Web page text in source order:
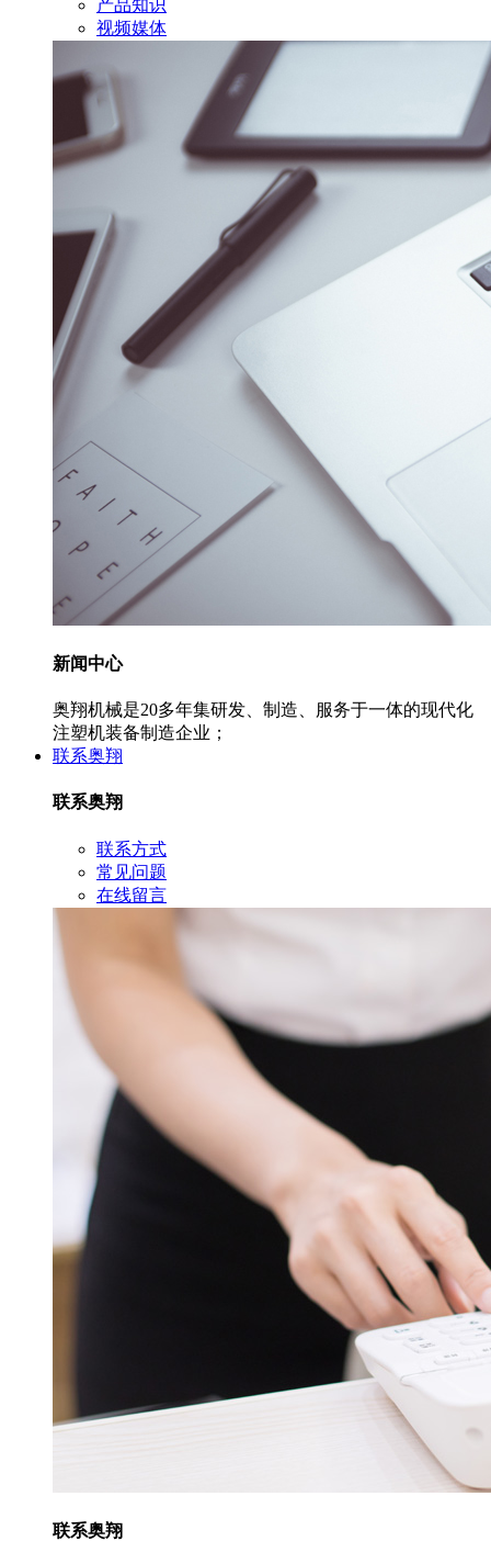
产品知识
视频媒体
新闻中心
奥翔机械是20多年集研发、制造、服务于一体的现代化
注塑机装备制造企业；
联系奥翔
联系奥翔
联系方式
常见问题
在线留言
联系奥翔